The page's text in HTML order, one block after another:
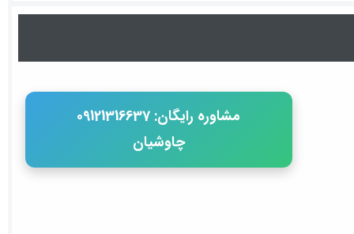
مشاوره رایگان: 09121316637
چاوشیان